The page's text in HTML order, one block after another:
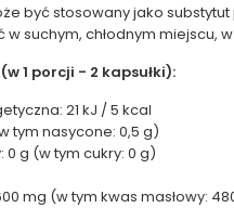
być stosowany jako
w suchym, chłodnym miejscu,
1 porcji - 2 kapsułki):
21 kJ / 5 kcal
tym nasycone: 0,5 g)
g (w tym cukry: 0 g)
mg (w tym kwas masłowy: